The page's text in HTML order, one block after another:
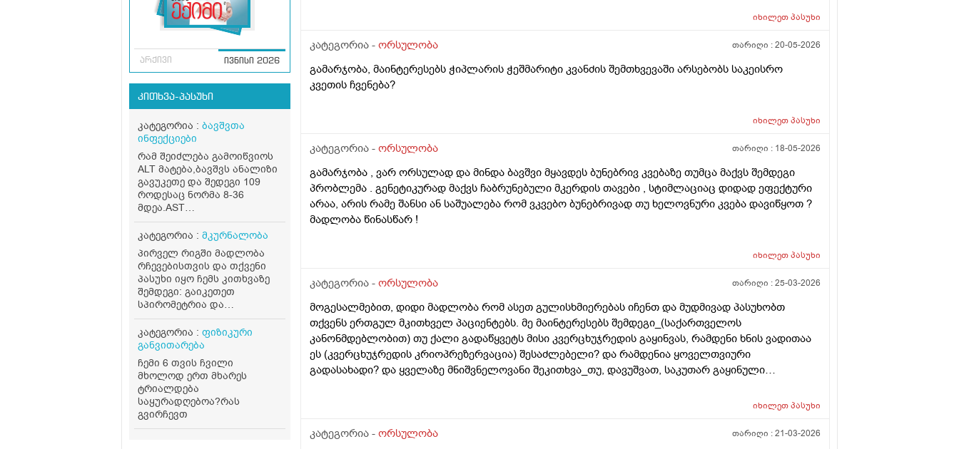
არქივი ივნისი 2026
კითხვა-პასუხი
კატეგორია : ბავშვთა
ინფექციები
რამ შეიძლება გამოიწვიოს
ALT მატება,ბავშვს ანალიზი
გავუკეთე და შედეგი 109
როდესაც ნორმა 8-36
მდეა.AST
ნორმაშია.პროფილაქტიკას
წელიწადში 2
გავუკეთე და ALT შედეგი 22
იყო.ვის
მივმართო,დამაკვალიანეთ
ჰეპატოლოგს,პედიატრს თუ
კარდიოლოგს?
კატეგორია : მკურნალობა
პირველ რიგში მადლობა
რჩევებისთვის და თქვენი
პასუხი იყო ჩემს კითხვაზე
შემდეგი: გაიკეთეთ
სპირომეტრია და
ალერგოლოგიური ტესტი
(განსაზღვრავს ასთმის
ტიპს). ინჰალატორები
ექიმის მითითებით,
თვითნებურად არ
შეწყვიტოთ. ბუნებრივად:
ხელს უწყობს თბილი
ორთქლის ინჰალაცია,
თბილი წყლის მიღება.
კატეგორია : ფიზიკური
განვითარება
ჩემი 6 თვის ჩვილი
მხოლოდ ერთ მხარეს
ტრიალდება
საყურადღებოა?რას
გვირჩევთ
იხილეთპასუხი
კატეგორია - ორსულობა თარიღი :20-05-2026
გამარჯობა, მაინტერესებს ჭიპლარის ჭეშმარიტი კვანძის შემთხვევაში არსებობს საკეისრო
კვეთის ჩვენება?
იხილეთპასუხი
კატეგორია - ორსულობა თარიღი : 18-05-2026
გამარჯობა , ვარ ორსულად და მინდა ბავშვი მყავდეს ბუნებრივ კვებაზე თუმცა მაქვს შემდეგი
პრობლემა . გენეტიკურად მაქვს ჩაბრუნებული მკერდის თავები , სტიმლაციაც დიდად ეფექტური
არაა, არის რამე შანსი ან საშუალება რომ ვკვებო ბუნებრივად თუ ხელოვნური კვება დავიწყოთ ?
მადლობა წინასწარ !
იხილეთპასუხი
კატეგორია - ორსულობა თარიღი :25-03-2026
მოგესალმებით, დიდი მადლობა რომ ასეთ გულისხმიერებას იჩენთ და მუდმივად პასუხობთ
თქვენს ერთგულ მკითხველ პაციენტებს. მე მაინტერესებს შემდეგი_(საქართველოს
კანონმდებლობით) თუ ქალი გადაწყვეტს მისი კვერცხუჯრედის გაყინვას, რამდენი ხნის ვადითაა
ეს (კვერცხუჯრედის კრიოპრეზერვაცია) შესაძლებელი? და რამდენია ყოველთვიური
გადასახადი? და ყველაზე მნიშვნელოვანი შეკითხვა_თუ, დავუშვათ, საკუთარ გაყინული
ე.წ "დონორის" სურვილის მიუხედავად? თუ არ შეწუხდებით, დეტალურად რომ ამიხსნათ ამ
იხილეთპასუხი
კატეგორია - ორსულობა თარიღი :21-03-2026